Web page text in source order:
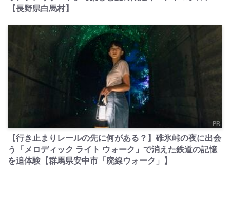
【長野県白馬村】
PR
【行き止まりレールの先に何がある？】碓氷峠の夜に出会
う「メロディック ライト ウォーク」で消えた鉄道の記憶
を追体験【群馬県安中市「廃線ウォーク」】